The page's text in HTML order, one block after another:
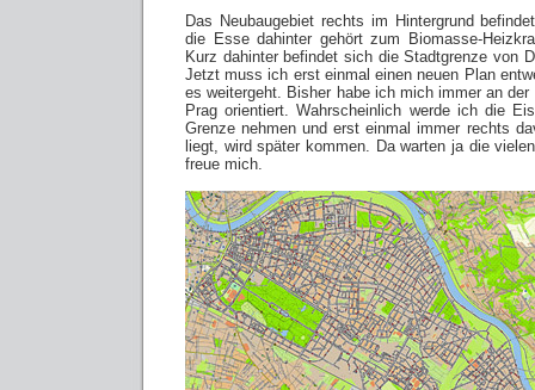
Das Neubaugebiet rechts im Hintergrund
die Esse dahinter gehört zum Biomasse-
Kurz dahinter befindet sich die Stadtgrenze von
Jetzt muss ich erst einmal einen neuen Plan
es weitergeht. Bisher habe ich mich immer an
Prag orientiert. Wahrscheinlich werde ich die
Grenze nehmen und erst einmal immer rechts
liegt, wird später kommen. Da warten ja die
freue mich.